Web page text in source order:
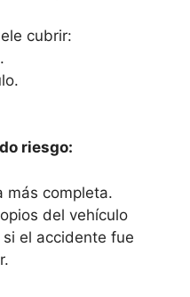
cubrir:
riesgo:
más completa.
del vehículo
el accidente fue